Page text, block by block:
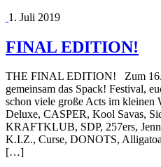
1. Juli 2019
FINAL EDITION!
THE FINAL EDITION! Zum 16.
gemeinsam das Spack! Festival,
schon viele große Acts im kleinen
Deluxe, CASPER, Kool Savas,
KRAFTKLUB, SDP, 257ers,
K.I.Z., Curse, DONOTS,
[…]